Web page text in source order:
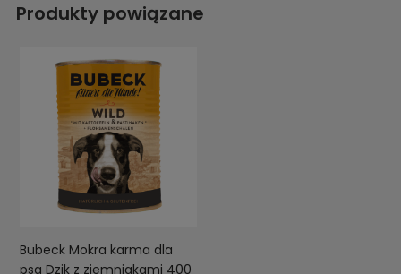
Produkty powiązane
Bubeck Mokra karma dla
psa Dzik z ziemniakami 400